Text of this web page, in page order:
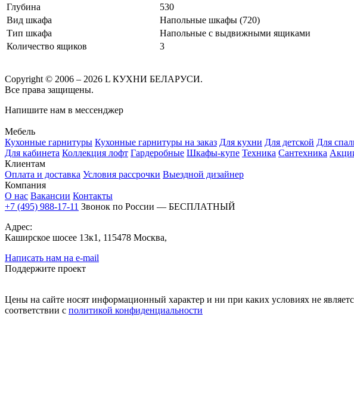
Глубина
530
Вид шкафа
Напольные шкафы (720)
Тип шкафа
Напольные с выдвижными ящиками
Количество ящиков
3
Copyright © 2006 – 2026 L КУХНИ БЕЛАРУСИ.
Все права защищены.
Напишите нам в мессенджер
Мебель
Кухонные гарнитуры Кухонные гарнитуры на заказ Для кухни Для детской Для
Для кабинета Коллекция лофт Гардеробные Шкафы-купе Техника Сантехника
Клиентам
Оплата и доставка Условия рассрочки Выездной дизайнер
Компания
О нас Вакансии Контакты
+7 (495) 988-17-11 Звонок по России — БЕСПЛАТНЫЙ
Адрес:
Каширское шосее 13к1, 115478 Москва,
Написать нам на e-mail
Поддержите проект
Цены на сайте носят информационный характер и ни при каких условиях не
соответствии с политикой конфиденциальности